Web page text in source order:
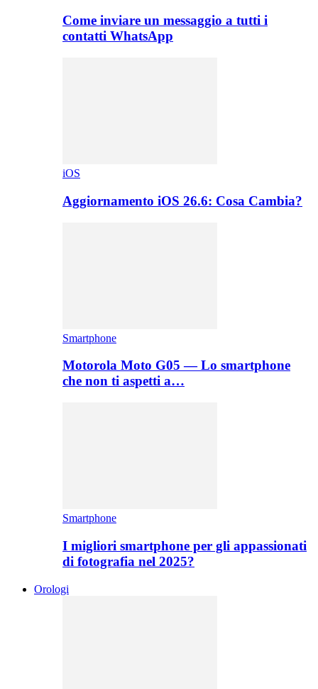
Come inviare un messaggio a tutti i
contatti WhatsApp
iOS
Aggiornamento iOS 26.6: Cosa Cambia?
Smartphone
Motorola Moto G05 — Lo smartphone
che non ti aspetti a…
Smartphone
I migliori smartphone per gli appassionati
di fotografia nel 2025?
Orologi